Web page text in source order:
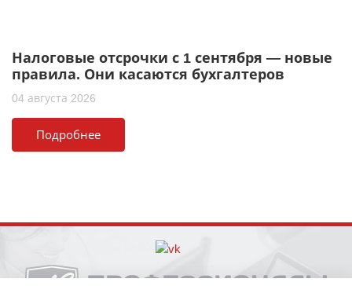
Налоговые отсрочки с 1 сентября — новые
правила. Они касаются бухгалтеров
04 августа 2026
Подробнее